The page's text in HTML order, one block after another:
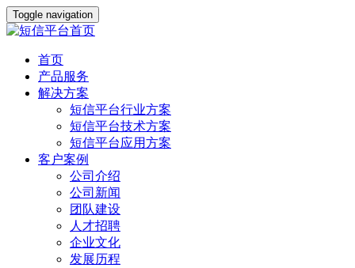
Toggle navigation
首页
产品服务
解决方案
短信平台行业方案
短信平台技术方案
短信平台应用方案
客户案例
公司介绍
公司新闻
团队建设
人才招聘
企业文化
发展历程